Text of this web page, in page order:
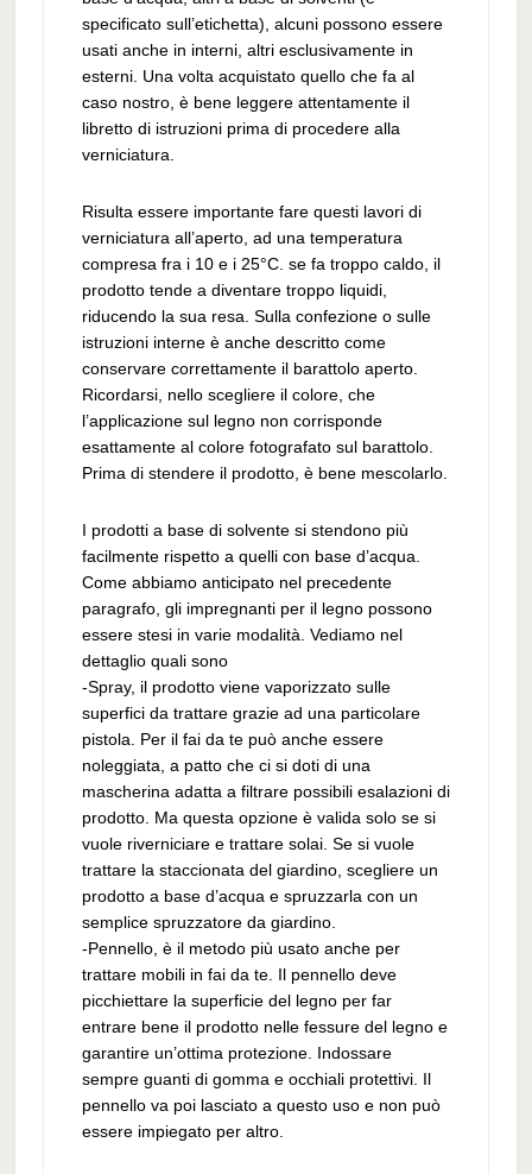
specificato sull’etichetta), alcuni possono essere
usati anche in interni, altri esclusivamente in
esterni. Una volta acquistato quello che fa al
caso nostro, è bene leggere attentamente il
libretto di istruzioni prima di procedere alla
verniciatura.
Risulta essere importante fare questi lavori di
verniciatura all’aperto, ad una temperatura
compresa fra i 10 e i 25°C. se fa troppo caldo, il
prodotto tende a diventare troppo liquidi,
riducendo la sua resa. Sulla confezione o sulle
istruzioni interne è anche descritto come
conservare correttamente il barattolo aperto.
Ricordarsi, nello scegliere il colore, che
l’applicazione sul legno non corrisponde
esattamente al colore fotografato sul barattolo.
Prima di stendere il prodotto, è bene mescolarlo.
I prodotti a base di solvente si stendono più
facilmente rispetto a quelli con base d’acqua.
Come abbiamo anticipato nel precedente
paragrafo, gli impregnanti per il legno possono
essere stesi in varie modalità. Vediamo nel
dettaglio quali sono
-Spray, il prodotto viene vaporizzato sulle
superfici da trattare grazie ad una particolare
pistola. Per il fai da te può anche essere
noleggiata, a patto che ci si doti di una
mascherina adatta a filtrare possibili esalazioni di
prodotto. Ma questa opzione è valida solo se si
vuole riverniciare e trattare solai. Se si vuole
trattare la staccionata del giardino, scegliere un
prodotto a base d’acqua e spruzzarla con un
semplice spruzzatore da giardino.
-Pennello, è il metodo più usato anche per
trattare mobili in fai da te. Il pennello deve
picchiettare la superficie del legno per far
entrare bene il prodotto nelle fessure del legno e
garantire un’ottima protezione. Indossare
sempre guanti di gomma e occhiali protettivi. Il
pennello va poi lasciato a questo uso e non può
essere impiegato per altro.